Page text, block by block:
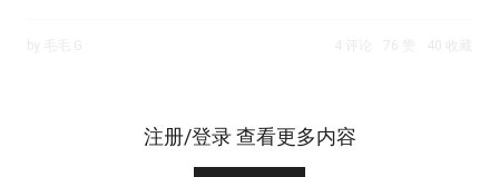
注册/登录 查看更多内容